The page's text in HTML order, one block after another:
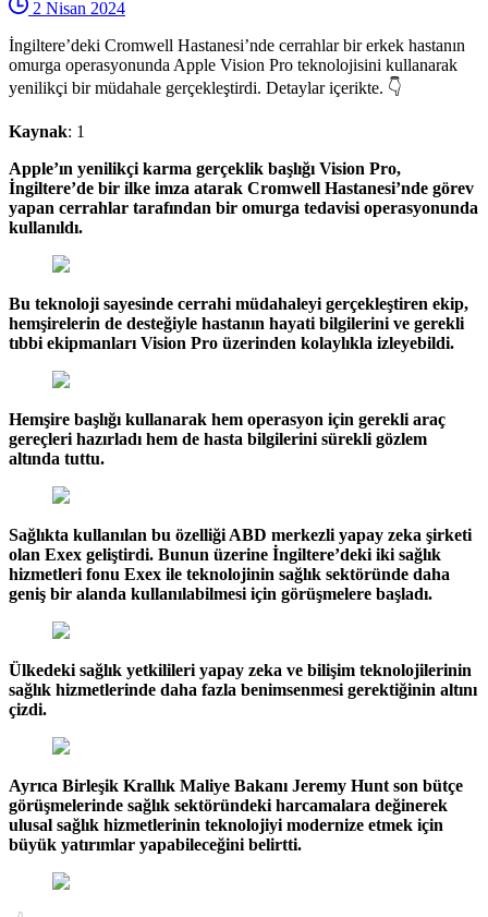
2 Nisan 2024
İngiltere’deki Cromwell Hastanesi’nde cerrahlar bir erkek hastanın
omurga operasyonunda Apple Vision Pro teknolojisini kullanarak
yenilikçi bir müdahale gerçekleştirdi. Detaylar içerikte. 👇
Kaynak: 1
Apple’ın yenilikçi karma gerçeklik başlığı Vision Pro,
İngiltere’de bir ilke imza atarak Cromwell Hastanesi’nde görev
yapan cerrahlar tarafından bir omurga tedavisi operasyonunda
kullanıldı.
Bu teknoloji sayesinde cerrahi müdahaleyi gerçekleştiren ekip,
hemşirelerin de desteğiyle hastanın hayati bilgilerini ve gerekli
tıbbi ekipmanları Vision Pro üzerinden kolaylıkla izleyebildi.
Hemşire başlığı kullanarak hem operasyon için gerekli araç
gereçleri hazırladı hem de hasta bilgilerini sürekli gözlem
altında tuttu.
Sağlıkta kullanılan bu özelliği ABD merkezli yapay zeka şirketi
olan Exex geliştirdi. Bunun üzerine İngiltere’deki iki sağlık
hizmetleri fonu Exex ile teknolojinin sağlık sektöründe daha
geniş bir alanda kullanılabilmesi için görüşmelere başladı.
Ülkedeki sağlık yetkilileri yapay zeka ve bilişim teknolojilerinin
sağlık hizmetlerinde daha fazla benimsenmesi gerektiğinin altını
çizdi.
Ayrıca Birleşik Krallık Maliye Bakanı Jeremy Hunt son bütçe
görüşmelerinde sağlık sektöründeki harcamalara değinerek
ulusal sağlık hizmetlerinin teknolojiyi modernize etmek için
büyük yatırımlar yapabileceğini belirtti.